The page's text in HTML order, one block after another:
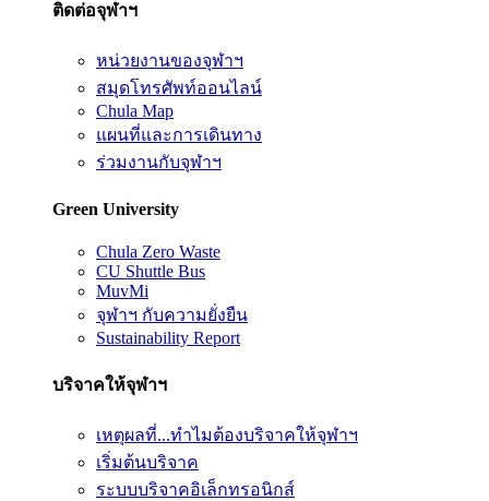
ติดต่อจุฬาฯ
หน่วยงานของจุฬาฯ
สมุดโทรศัพท์ออนไลน์
Chula Map
แผนที่และการเดินทาง
ร่วมงานกับจุฬาฯ
Green University
Chula Zero Waste
CU Shuttle Bus
MuvMi
จุฬาฯ กับความยั่งยืน
Sustainability Report
บริจาคให้จุฬาฯ
เหตุผลที่...ทำไมต้องบริจาคให้จุฬาฯ
เริ่มต้นบริจาค
ระบบบริจาคอิเล็กทรอนิกส์